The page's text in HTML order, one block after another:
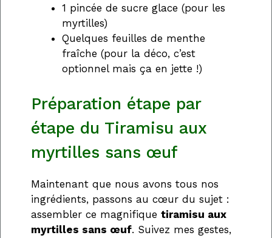
1 pincée de sucre glace (pour les
myrtilles)
Quelques feuilles de menthe
fraîche (pour la déco, c’est
optionnel mais ça en jette !)
Préparation étape par
étape du Tiramisu aux
myrtilles sans œuf
Maintenant que nous avons tous nos
ingrédients, passons au cœur du sujet :
assembler ce magnifique tiramisu aux
myrtilles sans œuf. Suivez mes gestes,